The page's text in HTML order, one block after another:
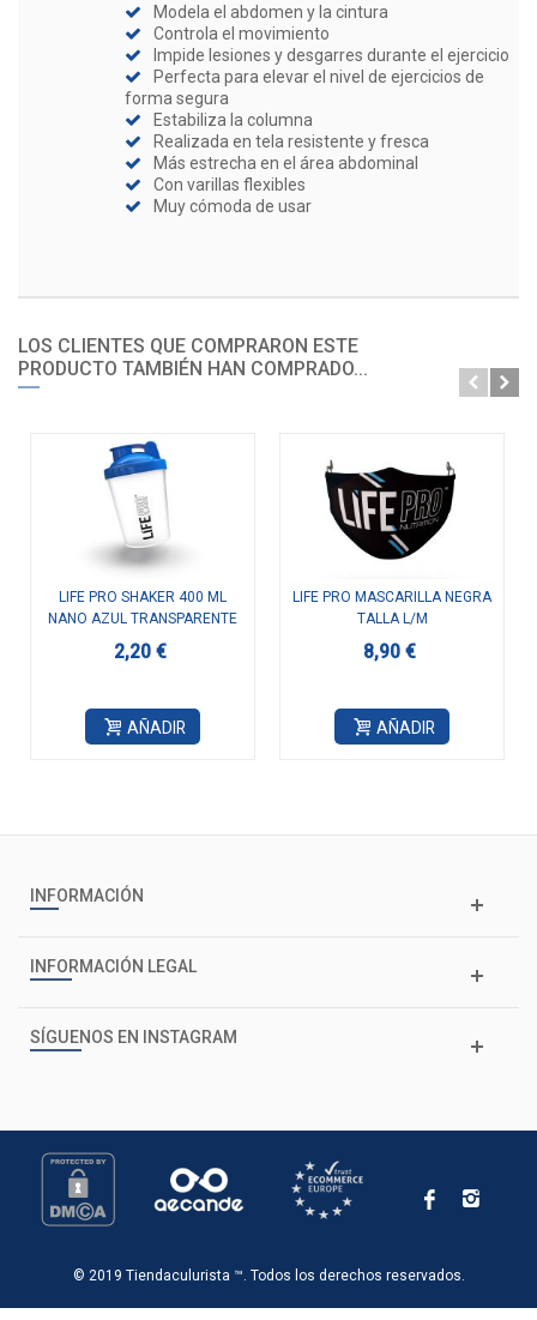
Modela el abdomen y la cintura
Controla el movimiento
Impide lesiones y desgarres durante el ejercicio
Perfecta para elevar el nivel de ejercicios de
forma segura
Estabiliza la columna
Realizada en tela resistente y fresca
Más estrecha en el área abdominal
Con varillas flexibles
Muy cómoda de usar
LOS CLIENTES QUE COMPRARON ESTE
PRODUCTO TAMBIÉN HAN COMPRADO...
LIFE PRO SHAKER 400 ML
NANO AZUL TRANSPARENTE
2,20 €
AÑADIR
LIFE PRO MASCARILLA NEGRA
TALLA L/M
8,90 €
AÑADIR
INFORMACIÓN
INFORMACIÓN LEGAL
SÍGUENOS EN INSTAGRAM
© 2019 Tiendaculurista ™. Todos los derechos reservados.